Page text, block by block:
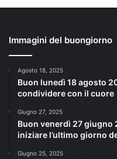
Immagini del buongiorno
Agosto 18, 2025
Buon lunedì 18 agosto
condividere con il cuore
Giugno 27, 2025
Buon venerdì 27 giugno
iniziare l’ultimo giorno
Giugno 25, 2025